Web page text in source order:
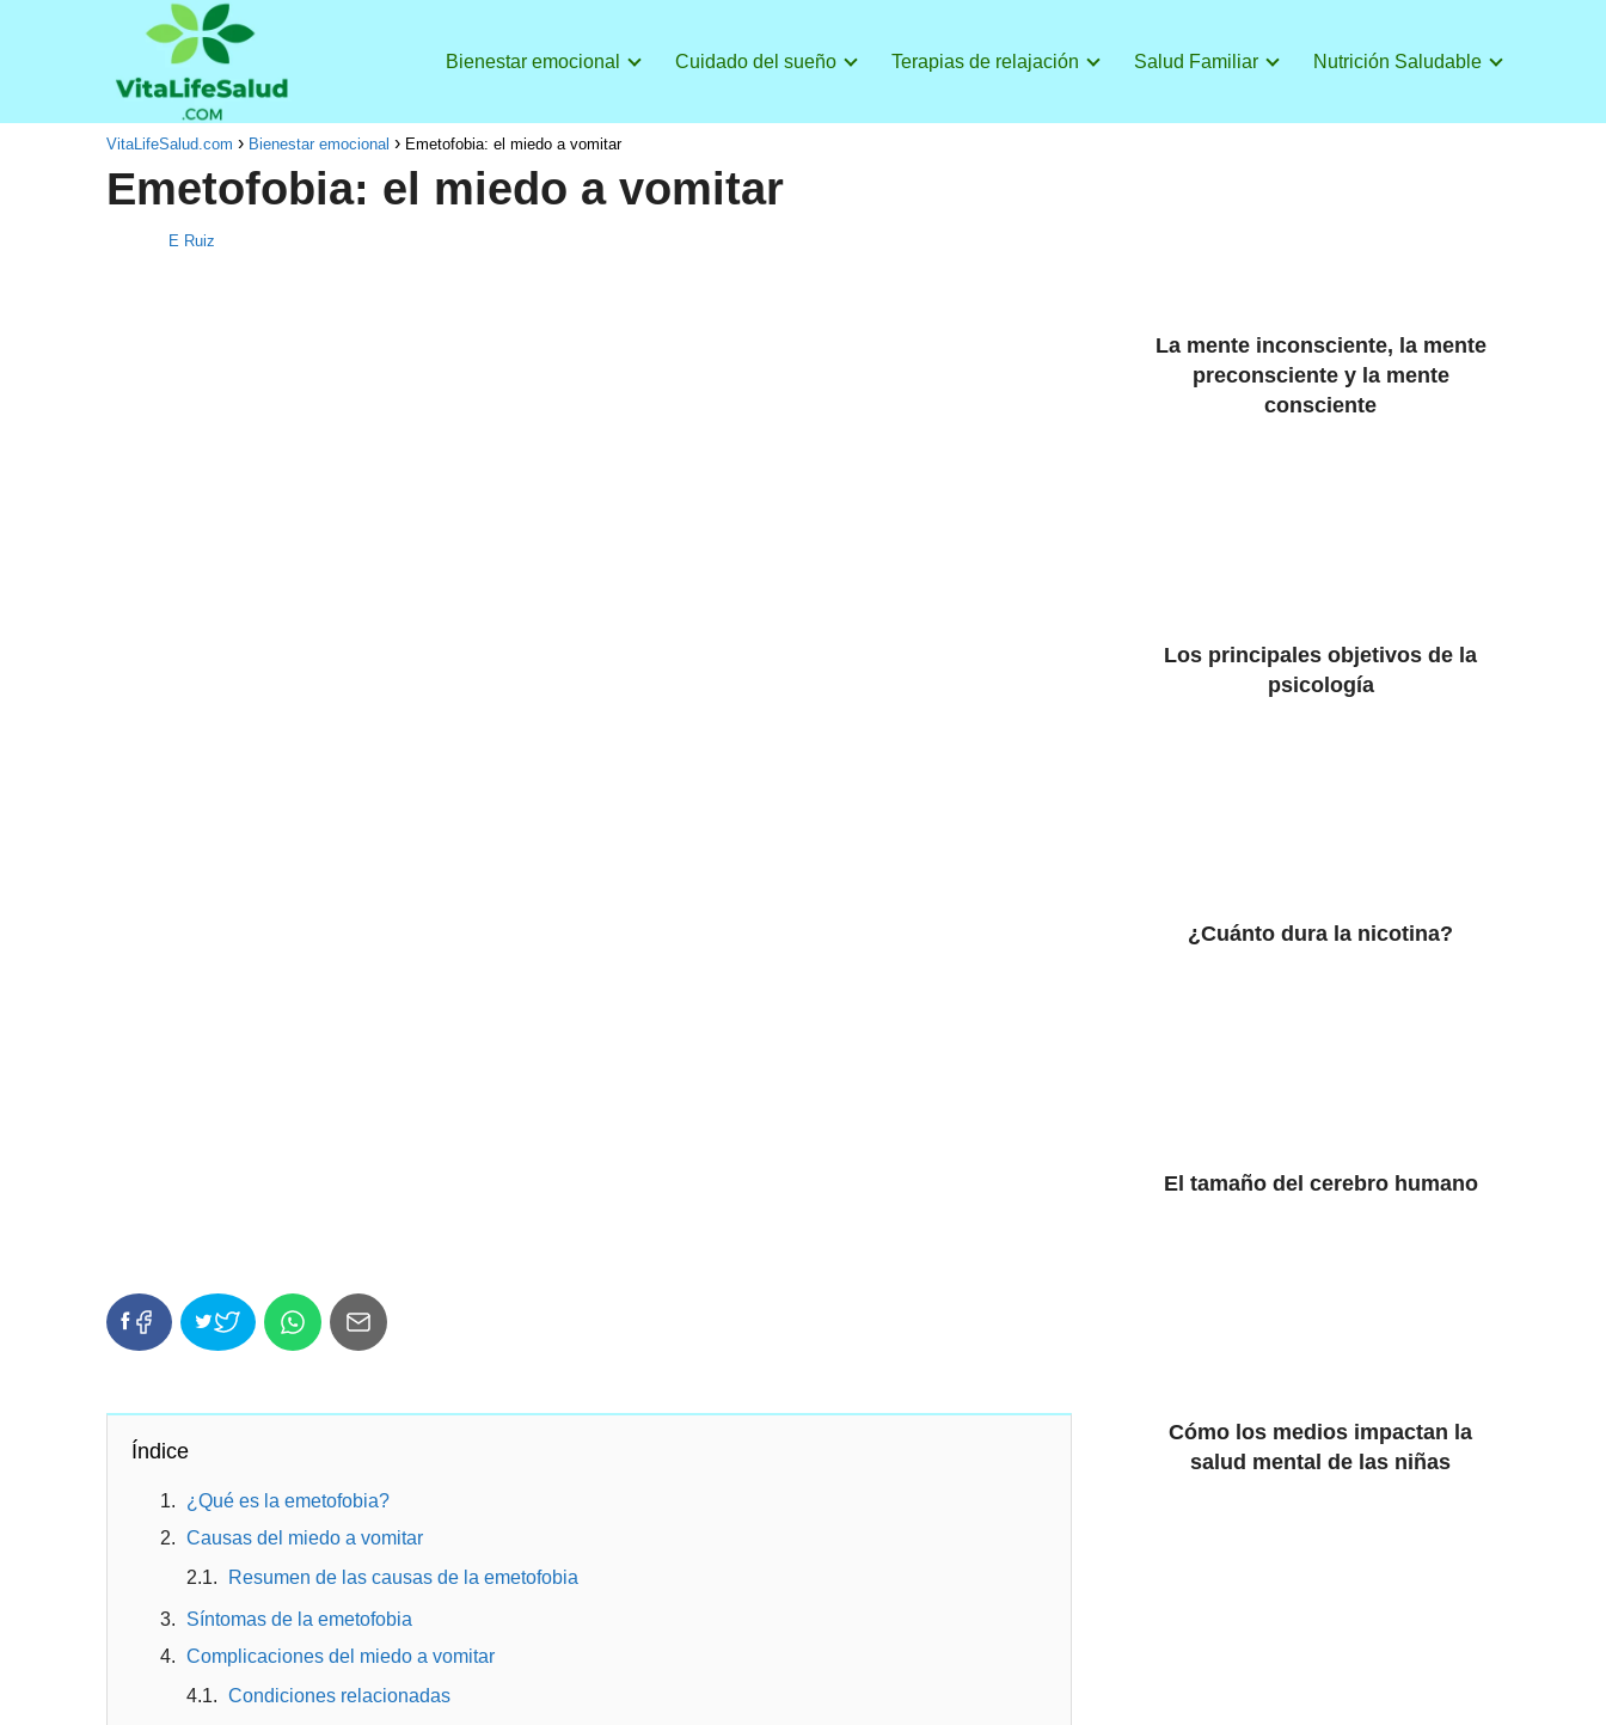
Bienestar emocional Cuidado del sueño Terapias de relajación Salud Familiar Nutrición Saludable
VitaLifeSalud.com Bienestar emocional Emetofobia: el miedo a vomitar
Emetofobia: el miedo a vomitar
E Ruiz
Índice
¿Qué es la emetofobia?
Causas del miedo a vomitar
Resumen de las causas de la emetofobia
Síntomas de la emetofobia
Complicaciones del miedo a vomitar
Condiciones relacionadas
La mente inconsciente, la mente
preconsciente y la mente
consciente
Los principales objetivos de la
psicología
¿Cuánto dura la nicotina?
El tamaño del cerebro humano
Cómo los medios impactan la
salud mental de las niñas